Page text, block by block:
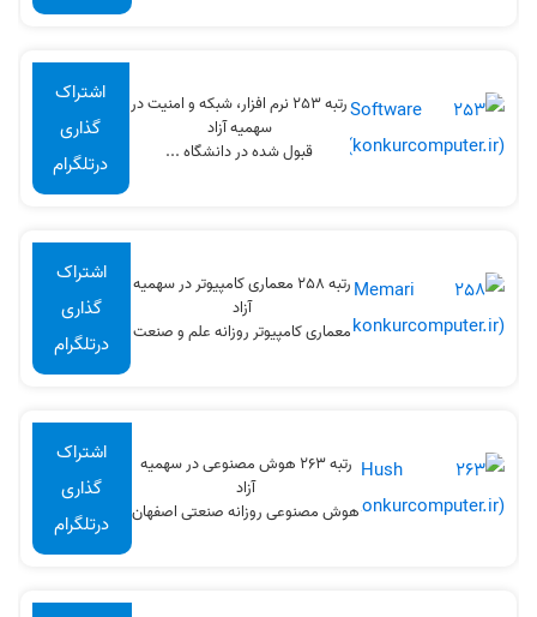
رتبه 253 نرم افزار، شبکه و امنیت در
سهميه آزاد
قبول شده در دانشگاه ...
اشتراک
گذاری
درتلگرام
رتبه 258 معماری کامپیوتر در سهميه
آزاد
معماری کامپیوتر روزانه علم و صنعت
اشتراک
گذاری
درتلگرام
رتبه 263 هوش مصنوعی در سهميه
آزاد
هوش مصنوعی روزانه صنعتی اصفهان
اشتراک
گذاری
درتلگرام